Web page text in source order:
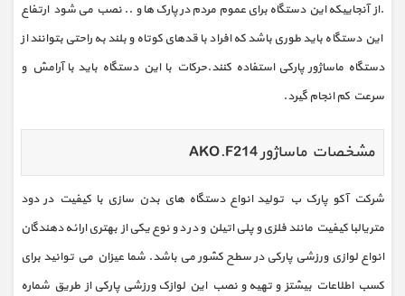
.از آنجاییکه این دستگاه برای عموم مردم در پارک ها و .. نصب می شود ارتفاع
این دستگاه باید طوری باشد که افراد با قدهای کوتاه و بلند به راحتی بتوانند از
دستگاه ماساژور پارکی استفاده کنند.حرکات با این دستگاه باید با آرامش و
سرعت کم انجام گیرد.
مشخصات ماساژور AKO.F214
شرکت آکو پارک ب تولید انواع دستگاه های بدن سازی با کیفیت در دود
متریالبا کیفیت مانند فلزی و پلی اتیلن و در د و نوع یکی از بهتری ارائه دهندگان
انواع لوازی ورزشی پارکی در سطح کشور می باشد. شما عیزان می توانید برای
کسب اطلاعات بیشتز و تهیه و نصب این لوازک ورزشی پارکی از طریق شماره